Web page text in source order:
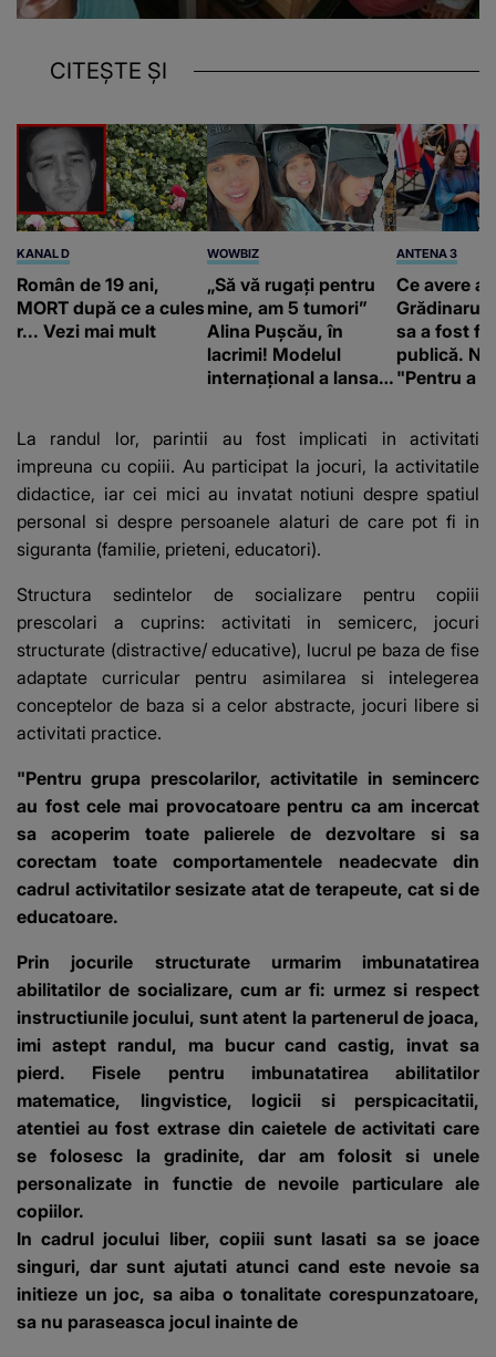
CITEȘTE ȘI
KANAL D
Român de 19 ani,
MORT după ce a cules
r... Vezi mai mult
WOWBIZ
„Să vă rugați pentru
mine, am 5 tumori”
Alina Pușcău, în
lacrimi! Modelul
internațional a lansat
o boală gravă
ANTENA 3
Ce avere
Grădinaru.
sa a fost
publică.
"Pentru a
La randul lor, parintii au fost implicati in activitati
impreuna cu copiii. Au participat la jocuri, la activitatile
didactice, iar cei mici au invatat notiuni despre spatiul
personal si despre persoanele alaturi de care pot fi in
siguranta (familie, prieteni, educatori).
Structura sedintelor de socializare pentru copiii
prescolari a cuprins: activitati in semicerc, jocuri
structurate (distractive/ educative), lucrul pe baza de fise
adaptate curricular pentru asimilarea si intelegerea
conceptelor de baza si a celor abstracte, jocuri libere si
activitati practice.
"Pentru grupa prescolarilor, activitatile in semincerc
au fost cele mai provocatoare pentru ca am incercat
sa acoperim toate palierele de dezvoltare si sa
corectam toate comportamentele neadecvate din
cadrul activitatilor sesizate atat de terapeute, cat si de
educatoare.
Prin jocurile structurate urmarim imbunatatirea
abilitatilor de socializare, cum ar fi: urmez si respect
instructiunile jocului, sunt atent la partenerul de joaca,
imi astept randul, ma bucur cand castig, invat sa
pierd. Fisele pentru imbunatatirea abilitatilor
matematice, lingvistice, logicii si perspicacitatii,
atentiei au fost extrase din caietele de activitati care
se folosesc la gradinite, dar am folosit si unele
personalizate in functie de nevoile particulare ale
copiilor.
In cadrul jocului liber, copiii sunt lasati sa se joace
singuri, dar sunt ajutati atunci cand este nevoie sa
initieze un joc, sa aiba o tonalitate corespunzatoare,
sa nu paraseasca jocul inainte de